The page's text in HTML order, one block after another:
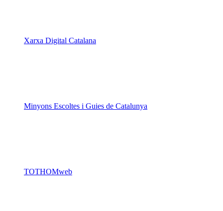
Xarxa Digital Catalana
Minyons Escoltes i Guies de Catalunya
TOTHOMweb